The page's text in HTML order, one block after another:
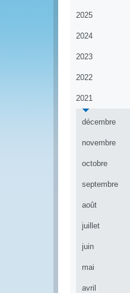
2025
2024
2023
2022
2021
décembre
novembre
octobre
septembre
août
juillet
juin
mai
avril